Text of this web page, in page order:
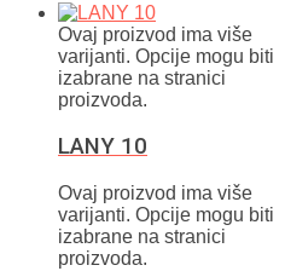
Ovaj proizvod ima više
varijanti. Opcije mogu biti
izabrane na stranici
proizvoda.
LANY 10
Ovaj proizvod ima više
varijanti. Opcije mogu biti
izabrane na stranici
proizvoda.